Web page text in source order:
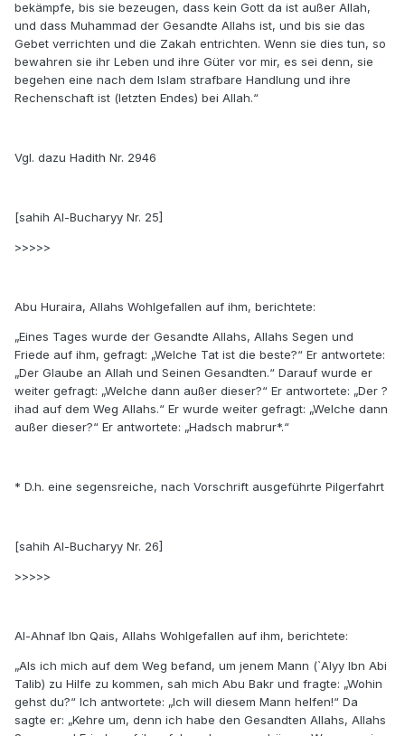
bekämpfe, bis sie bezeugen, dass kein Gott da ist außer Allah,
und dass Muhammad der Gesandte Allahs ist, und bis sie das
Gebet verrichten und die Zakah entrichten. Wenn sie dies tun, so
bewahren sie ihr Leben und ihre Güter vor mir, es sei denn, sie
begehen eine nach dem Islam strafbare Handlung und ihre
Rechenschaft ist (letzten Endes) bei Allah.“
Vgl. dazu Hadith Nr. 2946
[sahih Al-Bucharyy Nr. 25]
>>>>>
Abu Huraira, Allahs Wohlgefallen auf ihm, berichtete:
„Eines Tages wurde der Gesandte Allahs, Allahs Segen und
Friede auf ihm, gefragt: „Welche Tat ist die beste?“ Er antwortete:
„Der Glaube an Allah und Seinen Gesandten.“ Darauf wurde er
weiter gefragt: „Welche dann außer dieser?“ Er antwortete: „Der ?
ihad auf dem Weg Allahs.“ Er wurde weiter gefragt: „Welche dann
außer dieser?“ Er antwortete: „Hadsch mabrur*.“
* D.h. eine segensreiche, nach Vorschrift ausgeführte Pilgerfahrt
[sahih Al-Bucharyy Nr. 26]
>>>>>
Al-Ahnaf Ibn Qais, Allahs Wohlgefallen auf ihm, berichtete:
„Als ich mich auf dem Weg befand, um jenem Mann (`Alyy Ibn Abi
Talib) zu Hilfe zu kommen, sah mich Abu Bakr und fragte: „Wohin
gehst du?“ Ich antwortete: „Ich will diesem Mann helfen!“ Da
sagte er: „Kehre um, denn ich habe den Gesandten Allahs, Allahs